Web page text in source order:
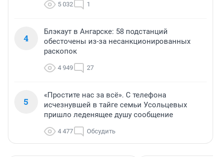
5 032 1
4
Блэкаут в Ангарске: 58 подстанций
обесточены из-за несанкционированных
раскопок
4 949 27
5
«Простите нас за всё». С телефона
исчезнувшей в тайге семьи Усольцевых
пришло леденящее душу сообщение
4 477 Обсудить